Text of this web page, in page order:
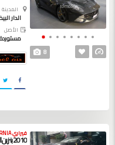
8
المدينة
الدار
الأصل
فيراري CALIFORNIA
2010 بنزين الدار البيضاء